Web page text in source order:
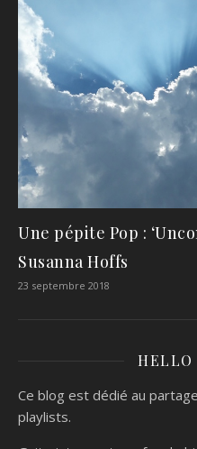
Une pépite Pop :
Susanna Hoffs
23 septembre 2018
HELLO
Ce blog est dédié au
playlists.